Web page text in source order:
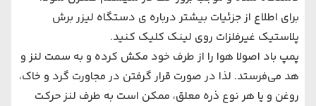
برای اطلاع از جزئیات بیشتر درباره ی دستگاه ليزر برش
پلاستيک غیرفلزات روی لینک کلیک کنید.
پمپ باد اصولا هوا را از طرف خود مکش کرده و به سمت لنز و
هد می‌فرستد. لذا در صورت قرار گرفتن در مجاورت گرد و خاک،
روغن و یا هر نوع ذره معلق، ممکن است به طرف لنز حرکت